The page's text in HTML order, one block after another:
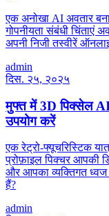
एक अनोखा AI अवतार
गोपनीयता संबंधी चिंताएं
अपनी निजी तस्वीरें
admin
दिस. २५, २०२५
मुफ्त में 3D पिक्सेल AI
उपयोग करें
एक रेट्रो-फ्यूचरिस्टिक
प्रोफ़ाइल पिक्चर आपकी
और आपका व्यक्तिगत
हैं?
admin